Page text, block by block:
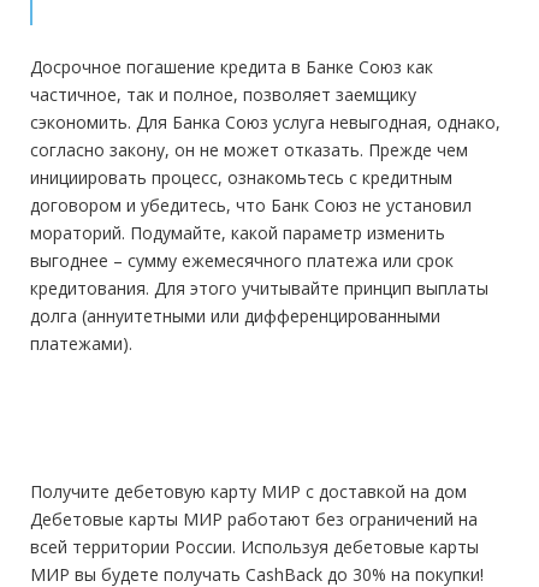
Досрочное погашение кредита в Банке Союз как
частичное, так и полное, позволяет заемщику
сэкономить. Для Банка Союз услуга невыгодная, однако,
согласно закону, он не может отказать. Прежде чем
инициировать процесс, ознакомьтесь с кредитным
договором и убедитесь, что Банк Союз не установил
мораторий. Подумайте, какой параметр изменить
выгоднее – сумму ежемесячного платежа или срок
кредитования. Для этого учитывайте принцип выплаты
долга (аннуитетными или дифференцированными
платежами).
Получите дебетовую карту МИР с доставкой на дом
Дебетовые карты МИР работают без ограничений на
всей территории России. Используя дебетовые карты
МИР вы будете получать CashBack до 30% на покупки!